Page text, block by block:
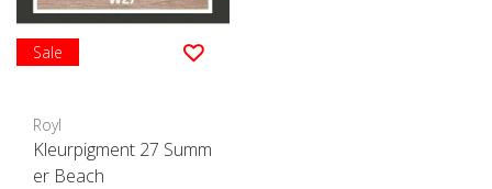
Sale
Royl
Kleurpigment 27 Summ
er Beach